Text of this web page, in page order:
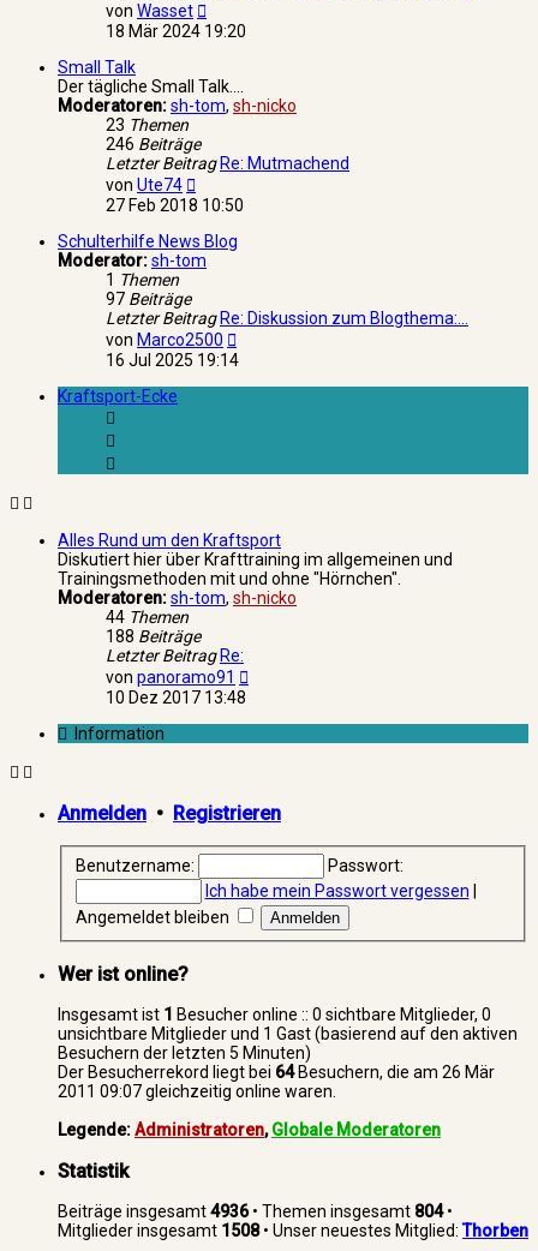
von Wasset
Beitrag
18 Mär 2024 19:20
Small Talk
Der tägliche Small Talk....
Moderatoren:sh-tom, sh-nicko
23 Themen
246 Beiträge
Letzter Beitrag Re: Mutmachend
von Ute74
Beitrag
27 Feb 2018 10:50
Schulterhilfe News Blog
Moderator:sh-tom
1 Themen
97 Beiträge
Letzter Beitrag Re: Diskussion zum Blogthema:…
von Marco2500
Beitrag
16 Jul 2025 19:14
Kraftsport-Ecke
Alles Rund um den Kraftsport
Diskutiert hier über Krafttraining im allgemeinen und
Trainingsmethoden mit und ohne "Hörnchen".
Moderatoren:sh-tom, sh-nicko
44 Themen
188 Beiträge
Letzter Beitrag Re:
von panoramo91
10 Dez 2017 13:48
Information
Anmelden • Registrieren
Benutzername:
Passwort:
Ich habe mein Passwort vergessen
Angemeldet bleiben
Wer ist online?
Insgesamt ist 1 Besucher online :: 0 sichtbare Mitglieder, 0
unsichtbare Mitglieder und 1 Gast (basierend auf den aktiven
Besuchern der letzten 5 Minuten)
Der Besucherrekord liegt bei 64Besuchern, die am 26 Mär
2011 09:07 gleichzeitig online waren.
Legende:Administratoren,Globale Moderatoren
Statistik
Beiträge insgesamt4936• Themen insgesamt 804•
Mitglieder insgesamt 1508• Unser neuestes Mitglied:Thorben